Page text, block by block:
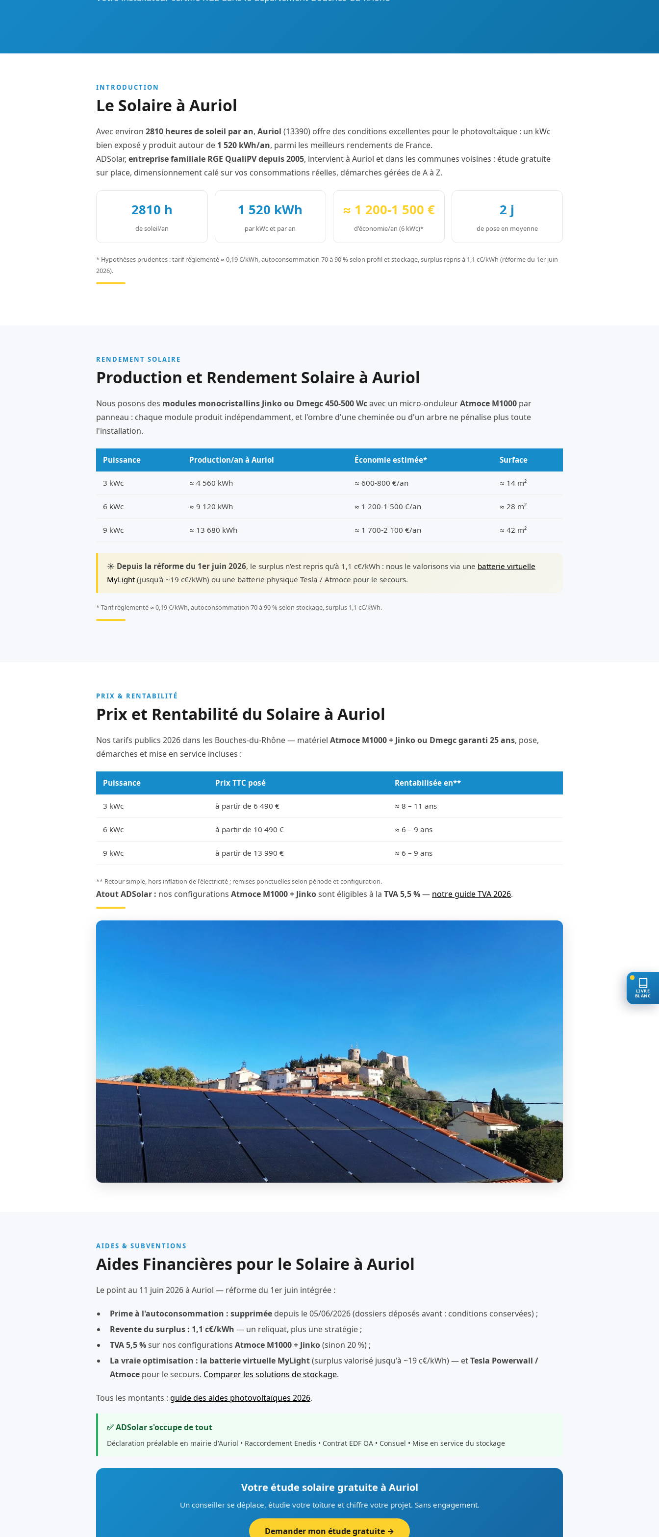
INTRODUCTION
Le Solaire à Auriol
Avec environ 2810 heures de soleil par an, Auriol (13390) offre des conditions excellentes pour le photovoltaïque : un kWc
bien exposé y produit autour de 1 520 kWh/an, parmi les meilleurs rendements de France.
ADSolar, entreprise familiale RGE QualiPV depuis 2005, intervient à Auriol et dans les communes voisines : étude gratuite
sur place, dimensionnement calé sur vos consommations réelles, démarches gérées de A à Z.
2810 h
de soleil/an
1 520 kWh
par kWc et par an
≈ 1 200-1 500 €
d'économie/an (6 kWc)*
2 j
de pose en moyenne
* Hypothèses prudentes : tarif réglementé ≈ 0,19 €/kWh, autoconsommation 70 à 90 % selon profil et stockage, surplus repris à 1,1 c€/kWh (réforme du 1er juin
2026).
RENDEMENT SOLAIRE
Production et Rendement Solaire à Auriol
Nous posons des modules monocristallins Jinko ou Dmegc 450-500 Wcavec un micro-onduleurAtmoce M1000 par
panneau : chaque module produit indépendamment, et l'ombre d'une cheminée ou d'un arbre ne pénalise plus toute
l'installation.
Puissance Production/an à Auriol Économie estimée* Surface
3 kWc ≈ 4 560 kWh ≈ 600-800 €/an ≈ 14 m²
6 kWc ≈ 9 120 kWh ≈ 1 200-1 500 €/an ≈ 28 m²
9 kWc ≈ 13 680 kWh ≈ 1 700-2 100 €/an ≈ 42 m²
☀️ Depuis la réforme du 1er juin 2026, le surplus n'est repris qu'à 1,1 c€/kWh : nous le valorisons via une batterie virtuelle
MyLight(jusqu'à ~19 c€/kWh) ou une batterie physique Tesla / Atmoce pour le secours.
* Tarif réglementé ≈ 0,19 €/kWh, autoconsommation 70 à 90 % selon stockage, surplus 1,1 c€/kWh.
PRIX & RENTABILITÉ
Prix et Rentabilité du Solaire à Auriol
Nos tarifs publics 2026 dans les Bouches-du-Rhône — matériel Atmoce M1000 + Jinko ou Dmegc garanti 25 ans, pose,
démarches et mise en service incluses :
Puissance Prix TTC posé Rentabilisée en**
3 kWc à partir de 6 490 € ≈ 8 – 11 ans
6 kWc à partir de 10 490 € ≈ 6 – 9 ans
9 kWc à partir de 13 990 € ≈ 6 – 9 ans
** Retour simple, hors inflation de l'électricité ; remises ponctuelles selon période et configuration.
Atout ADSolar : nos configurations Atmoce M1000 + Jinkosont éligibles à la TVA 5,5 %— notre guide TVA 2026.
AIDES & SUBVENTIONS
Aides Financières pour le Solaire à Auriol
Le point au 11 juin 2026 à Auriol — réforme du 1er juin intégrée :
Prime à l'autoconsommation : supprimée depuis le 05/06/2026 (dossiers déposés avant : conditions conservées) ;
Revente du surplus : 1,1 c€/kWh — un reliquat, plus une stratégie ;
TVA 5,5 %sur nos configurations Atmoce M1000 + Jinko(sinon 20 %) ;
La vraie optimisation : la batterie virtuelle MyLight(surplus valorisé jusqu'à ~19 c€/kWh) — etTesla Powerwall /
Atmoce pour le secours. Comparer les solutions de stockage.
Tous les montants : guide des aides photovoltaïques 2026.
✅ ADSolar s'occupe de tout
Déclaration préalable en mairie d'Auriol • Raccordement Enedis • Contrat EDF OA • Consuel • Mise en service du stockage
Votre étude solaire gratuite à Auriol
Un conseiller se déplace, étudie votre toiture et chiffre votre projet. Sans engagement.
Demander mon étude gratuite →
LIVRE
BLANC